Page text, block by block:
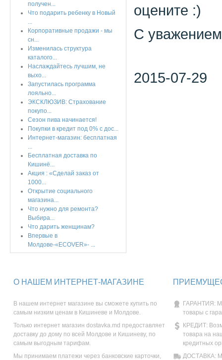
получен...
Что подарить ребенку в Новый
...
Корпоративные продажи - мы
сн...
Изменилась структура
каталого...
Наслаждайтесь лучшим, не
выхо...
Запустилась программа
лояльно...
ЭКСКЛЮЗИВ: Страхование
покупо...
Сезон пива начинается!
Покупки в кредит под 0% с дос...
Интернет-магазин: бесплатная
...
Бесплатная доставка по
Кишинё...
Акция : «Сделай заказ от
1000...
Открытие социального
магазина...
Что нужно для ремонта?
Выбира...
Что дарить женщинам?
Впервые в
Молдове-«ECOVER»- ...
оцените :)
С
2015-07-29
О НАШЕМ ИНТЕРНЕТ-МАГАЗИНЕ
В нашем интернет магазине вы сможете купить по
самым низким ценам в Кишиневе и Молдове.
Только интернет магазин dostavka.md предоставляет
доставку до дому по всей Молдове и Кишиневу, по
самым выгодным тарифам.
Мы принимаем платежи через банковские карточки,
ГАРАНТИЯ:
товары с
КРЕДИТ:
товара на
кредитных
ДОСТАВКА: